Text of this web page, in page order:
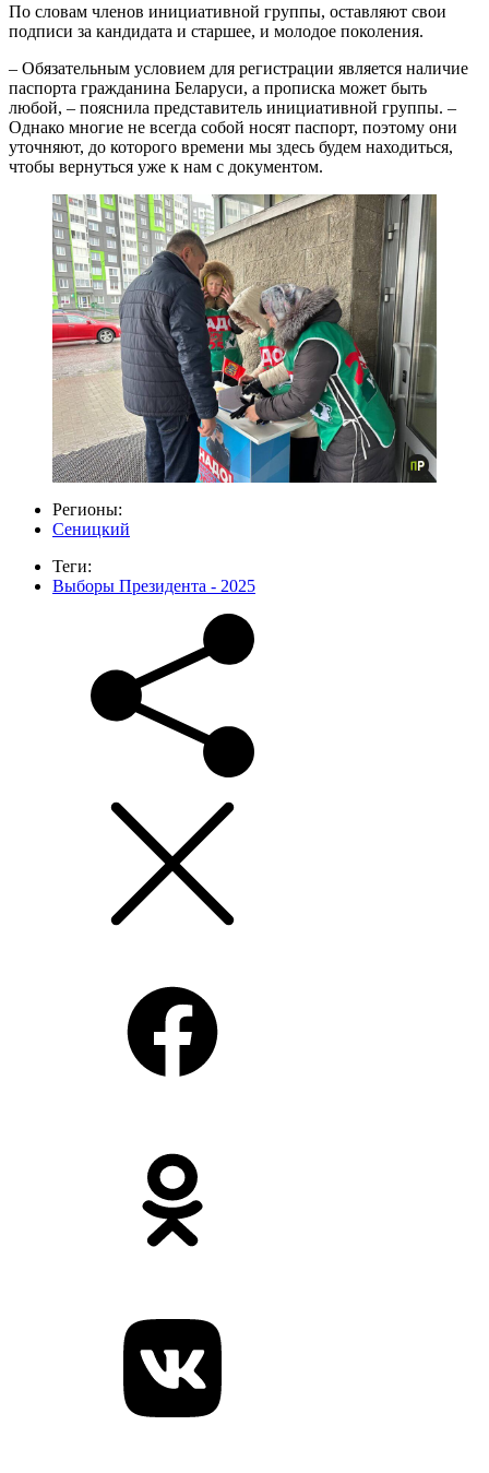
По словам членов инициативной группы, оставляют свои
подписи за кандидата и старшее, и молодое поколения.
– Обязательным условием для регистрации является наличие
паспорта гражданина Беларуси, а прописка может быть
любой, – пояснила представитель инициативной группы. –
Однако многие не всегда собой носят паспорт, поэтому они
уточняют, до которого времени мы здесь будем находиться,
чтобы вернуться уже к нам с документом.
Регионы:
Сеницкий
Теги:
Выборы Президента - 2025